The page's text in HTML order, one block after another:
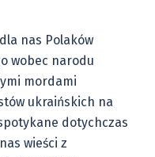
nas Polaków
wobec narodu
mordami
ukraińskich na
dotychczas
wieści z